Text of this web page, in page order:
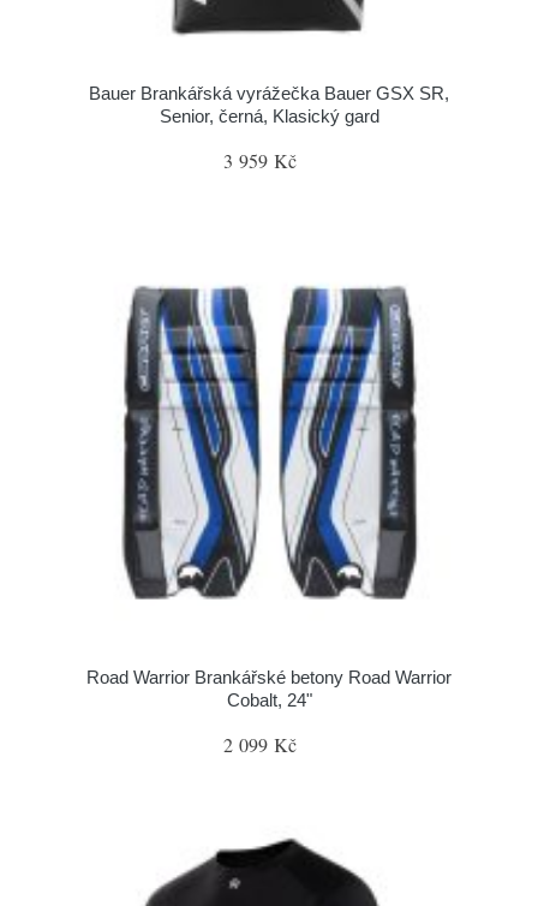
Bauer Brankářská vyrážečka Bauer GSX SR,
Senior, černá, Klasický gard
3 959 Kč
Road Warrior Brankářské betony Road Warrior
Cobalt, 24"
2 099 Kč